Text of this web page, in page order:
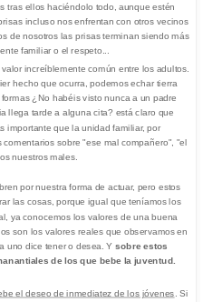
tras ellos haciéndolo todo, aunque estén
incluso nos enfrentan con otros vecinos
de nosotros las prisas terminan siendo más
familiar o el respeto...
valor increíblemente común entre los adultos.
hecho que ocurra, podemos echar tierra
¿No habéis visto nunca a un padre
llega tarde a alguna cita? está claro que
importante que la unidad familiar, por
sobre "ese mal compañero", "el
nuestros males.
por nuestra forma de actuar, pero estos
las cosas, porque igual que teníamos los
ya conocemos los valores de una buena
son los valores reales que observamos en
uno dice tener o desea. Ysobre estos
de los que bebe la juventud.
el deseo de inmediatez de los jóvenes . Si